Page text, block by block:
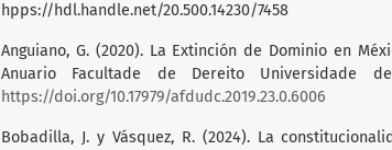
hpps://hdl.handle.net/20.500.14230/7458
Anguiano, G. (2020). La Extinción de Dominio en
Anuario Facultade de Dereito Universidade
https://doi.org/10.17979/afdudc.2019.23.0.6006
Bobadilla, J. y Vásquez, R. (2024). La